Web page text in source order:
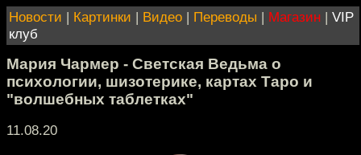
Новости | Картинки | Видео | Переводы | Магазин | VIP
клуб
Мария Чармер - Светская Ведьма о
психологии, шизотерике, картах Таро и
"волшебных таблетках"
11.08.20